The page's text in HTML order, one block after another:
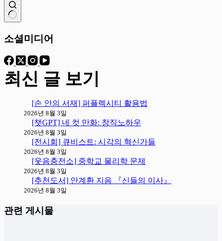
과
음
소셜미디어
최신 글 보기
[손 안의 서재] 퍼플렉시티 활용법
2026년 8월 3일
[챗GPT] 네 컷 만화: 창직노하우
2026년 8월 3일
[전시회] 큐비스트: 시각의 혁신가들
2026년 8월 3일
[웃음충전소] 중학교 물리학 문제
2026년 8월 3일
[추천도서] 안계환 지음 『신들의 이사』
2026년 8월 3일
관련 게시물